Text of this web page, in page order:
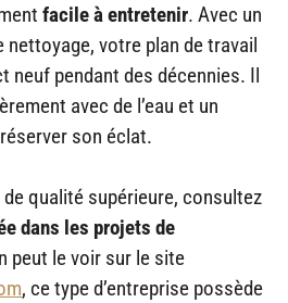
facile à entretenir. Avec un
nettoyage, votre plan de travail
neuf pendant des décennies. Il
avec de l’eau et un
son éclat.
qualité supérieure, consultez
dans les projets de
peut le voir sur le site
, ce type d’entreprise possède